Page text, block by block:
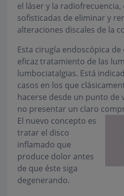
el láser y la
sofisticadas de eliminar y
alteraciones discales de la
Esta cirugía endoscópica
eficaz tratamiento de las
lumbociatalgias. Está
casos en los que
hacerse desde un punto de
no presentar un claro
El nuevo concepto es
tratar el disco
inflamado que
produce dolor antes
de que éste siga
degenerando.